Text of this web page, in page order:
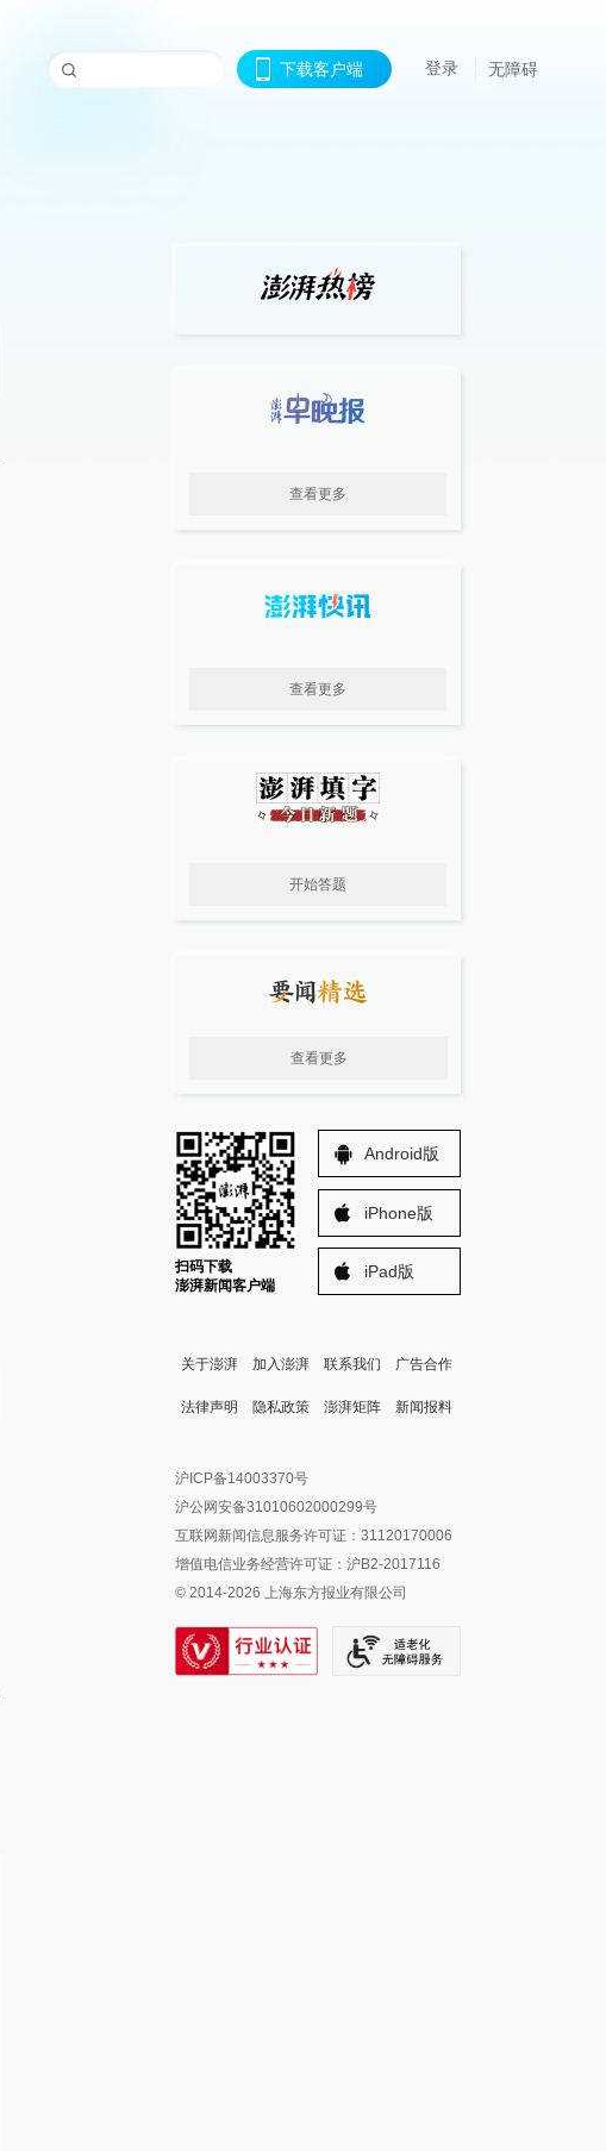
下载客户端 登录 无障碍
查看更多
查看更多
开始答题
查看更多
扫码下载
澎湃新闻客户端
Android版
iPhone版
iPad版
关于澎湃 加入澎湃 联系我们 广告合作
法律声明 隐私政策 澎湃矩阵
澎湃新闻公众号
澎湃新闻抖音号
派生万物开放平台
IP SHANGHAI
SIXTH TONE
新闻报料
报料邮箱: news@thepaper.cn
沪ICP备14003370号
沪公网安备31010602000299号
互联网新闻信息服务许可证：31120170006
增值电信业务经营许可证：沪B2-2017116
© 2014-2026 上海东方报业有限公司